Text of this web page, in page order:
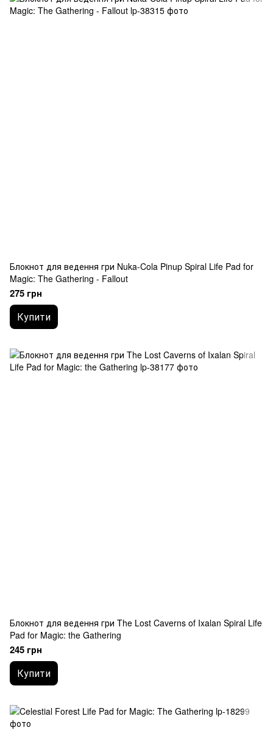
Блокнот для ведення гри Nuka-Cola Pinup Spiral Life Pad for
Magic: The Gathering - Fallout
275 грн
Купити
Блокнот для ведення гри The Lost Caverns of Ixalan Spiral Life
Pad for Magic: the Gathering
245 грн
Купити